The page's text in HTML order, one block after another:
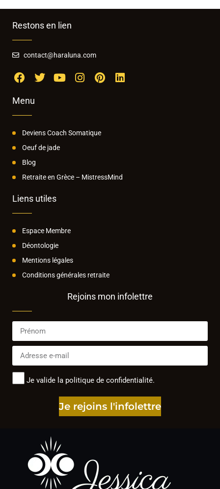
Restons en lien
contact@haraluna.com
Menu
Deviens Coach Somatique
Oeuf de jade
Blog
Retraite en Grèce – MistressMind
Liens utiles
Espace Membre
Déontologie
Mentions légales
Conditions générales retraite
Rejoins mon infolettre
Je valide la politique de confidentialité.
Je rejoins l'infolettre